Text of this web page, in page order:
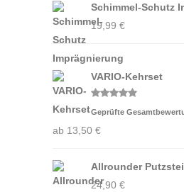
Schimmel-Schutz
19,99 €
VARIO-Kehrset
Bewertet
mit5.00
Geprüfte
ab 13,50 €
Allrounder
24,90 €